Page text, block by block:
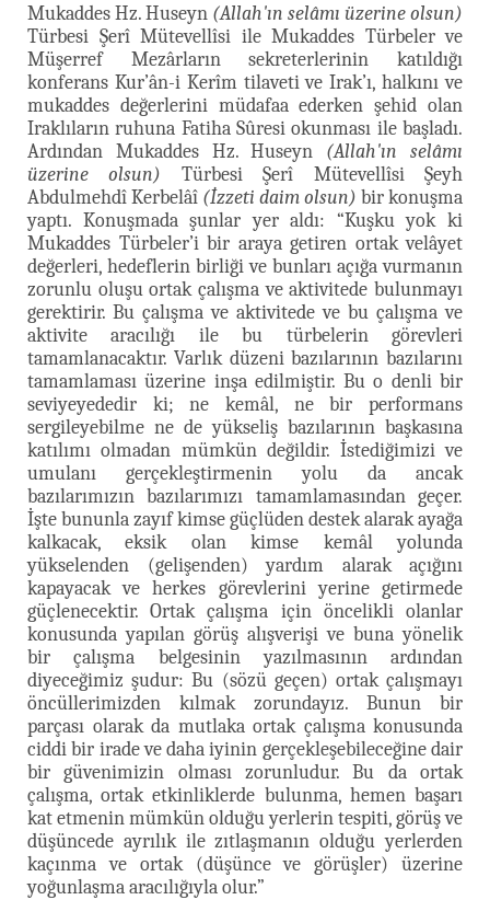
Mukaddes Hz. Huseyn (Allah'ın selâmı üzerine olsun)
Türbesi Şerî Mütevellîsi ile Mukaddes Türbeler ve
Müşerref Mezârların sekreterlerinin katıldığı
konferans Kur’ân-i Kerîm tilaveti ve Irak’ı, halkını ve
mukaddes değerlerini müdafaa ederken şehid olan
Iraklıların ruhuna Fatiha Sûresi okunması ile başladı.
Ardından Mukaddes Hz. Huseyn (Allah'ın selâmı
üzerine olsun) Türbesi Şerî Mütevellîsi Şeyh
Abdulmehdî Kerbelâî (İzzeti daim olsun) bir konuşma
yaptı. Konuşmada şunlar yer aldı: “Kuşku yok ki
Mukaddes Türbeler’i bir araya getiren ortak velâyet
değerleri, hedeflerin birliği ve bunları açığa vurmanın
zorunlu oluşu ortak çalışma ve aktivitede bulunmayı
gerektirir. Bu çalışma ve aktivitede ve bu çalışma ve
aktivite aracılığı ile bu türbelerin görevleri
tamamlanacaktır. Varlık düzeni bazılarının bazılarını
tamamlaması üzerine inşa edilmiştir. Bu o denli bir
seviyeyededir ki; ne kemâl, ne bir performans
sergileyebilme ne de yükseliş bazılarının başkasına
katılımı olmadan mümkün değildir. İstediğimizi ve
umulanı gerçekleştirmenin yolu da ancak
bazılarımızın bazılarımızı tamamlamasından geçer.
İşte bununla zayıf kimse güçlüden destek alarak ayağa
kalkacak, eksik olan kimse kemâl yolunda
yükselenden (gelişenden) yardım alarak açığını
kapayacak ve herkes görevlerini yerine getirmede
güçlenecektir. Ortak çalışma için öncelikli olanlar
konusunda yapılan görüş alışverişi ve buna yönelik
bir çalışma belgesinin yazılmasının ardından
diyeceğimiz şudur: Bu (sözü geçen) ortak çalışmayı
öncüllerimizden kılmak zorundayız. Bunun bir
parçası olarak da mutlaka ortak çalışma konusunda
ciddi bir irade ve daha iyinin gerçekleşebileceğine dair
bir güvenimizin olması zorunludur. Bu da ortak
çalışma, ortak etkinliklerde bulunma, hemen başarı
kat etmenin mümkün olduğu yerlerin tespiti, görüş ve
düşüncede ayrılık ile zıtlaşmanın olduğu yerlerden
kaçınma ve ortak (düşünce ve görüşler) üzerine
yoğunlaşma aracılığıyla olur.”